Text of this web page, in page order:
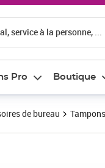
service à la personne, ...
Pro Boutique
de bureau